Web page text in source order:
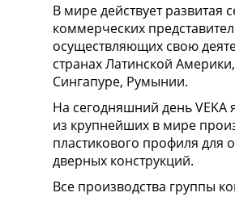
В мире действует развитая
коммерческих
осуществляющих свою
странах Латинской
Сингапуре, Румынии.
На сегодняшний день VEKA
из крупнейших в мире
пластикового профиля для
дверных конструкций.
Все производства группы